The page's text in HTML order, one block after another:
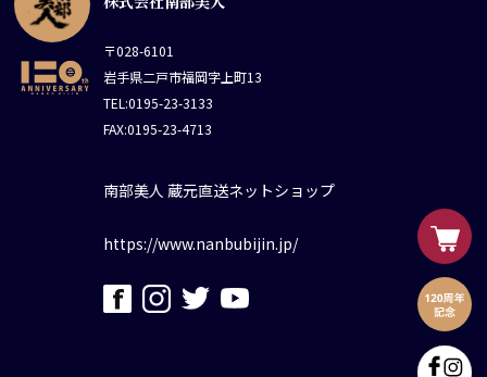
〒028-6101
岩手県二戸市福岡字上町13
TEL:0195-23-3133
FAX:0195-23-4713
南部美人 蔵元直送ネットショップ
https://www.nanbubijin.jp/